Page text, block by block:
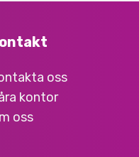
oss
kontor
oss